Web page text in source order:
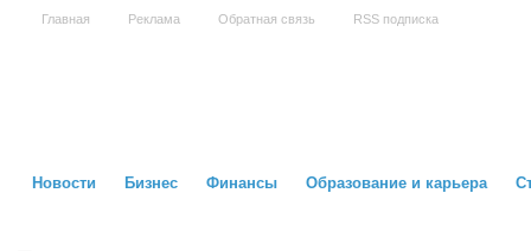
Главная Реклама Обратная связь RSS подписка
Новости Бизнес Финансы Образование и карьера